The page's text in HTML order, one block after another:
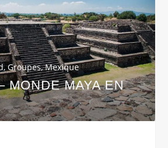
,Groupes,Mexique
MONDE MAYA EN